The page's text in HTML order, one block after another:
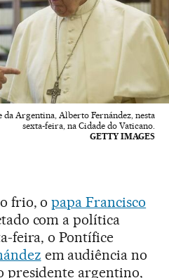
da Argentina, Alberto Fernández, nesta
sexta-feira, na Cidade do Vaticano.
GETTY IMAGES
frio, opapa Francisco
com a política
feira, o Pontífice
em audiência no
presidente argentino,